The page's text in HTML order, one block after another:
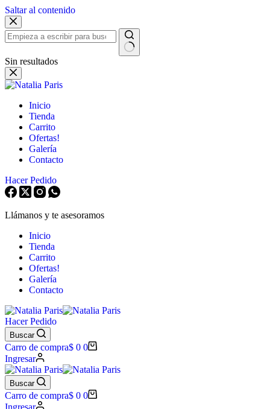
Saltar al contenido
Sin resultados
Inicio
Tienda
Carrito
Ofertas!
Galería
Contacto
Hacer Pedido
Llámanos y te asesoramos
Inicio
Tienda
Carrito
Ofertas!
Galería
Contacto
Hacer Pedido
Buscar
Carro de compra$ 0 0
Ingresar
Buscar
Carro de compra$ 0 0
Ingresar